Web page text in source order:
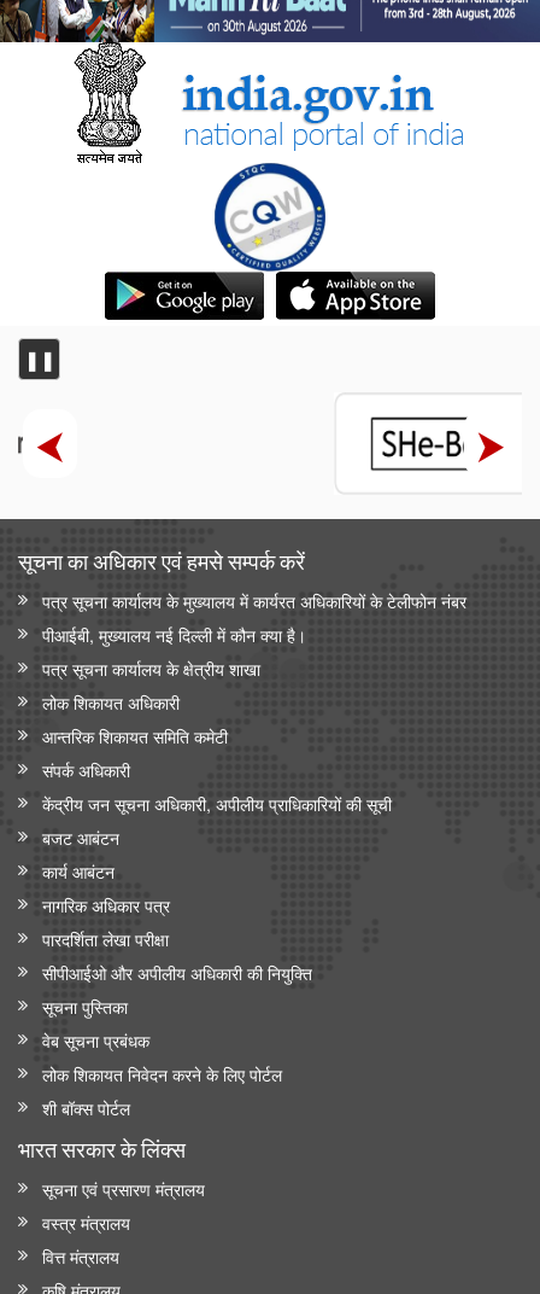
❚❚
सूचना का अधिकार एवं हमसे सम्‍पर्क करें
पत्र सूचना कार्यालय के मुख्यालय में कार्यरत अधिकारियों के टेलीफोन नंबर
पीआईबी, मुख्यालय नई दिल्ली में कौन क्या है।
पत्र सूचना कार्यालय के क्षेत्रीय शाखा
लोक शिकायत अधिकारी
आन्‍तरिक शिकायत समिति कमेटी
संपर्क अधिकारी
केंद्रीय जन सूचना अधिकारी, अपीलीय प्राधिकारियों की सूची
बजट आबंटन
कार्य आबंटन
नागरिक अधिकार पत्र
पारदर्शिता लेखा परीक्षा
सीपीआईओ और अपी‍लीय अधिकारी की नियुक्ति
सूचना पुस्तिका
वेब सूचना प्रबंधक
लोक शिकायत निवेदन करने के लिए पोर्टल
शी बॉक्स पोर्टल
भारत सरकार के लिंक्‍स
सूचना एवं प्रसारण मंत्रालय
वस्त्र मंत्रालय
वित्त मंत्रालय